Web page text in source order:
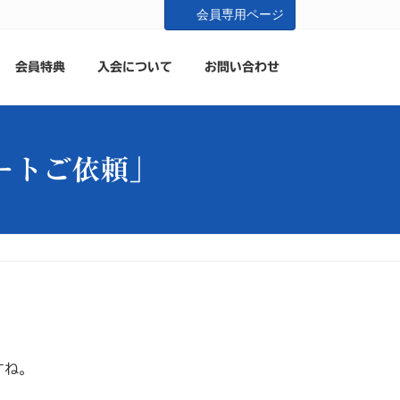
会員専用ページ
会員特典 入会について お問い合わせ
ご依頼」
。